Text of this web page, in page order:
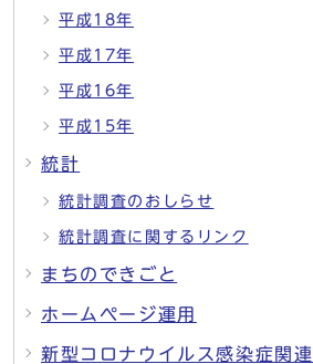
平成18年
平成17年
平成16年
平成15年
統計
統計調査のおしらせ
統計調査に関するリンク
まちのできごと
ホームページ運用
新型コロナウイルス感染症関連